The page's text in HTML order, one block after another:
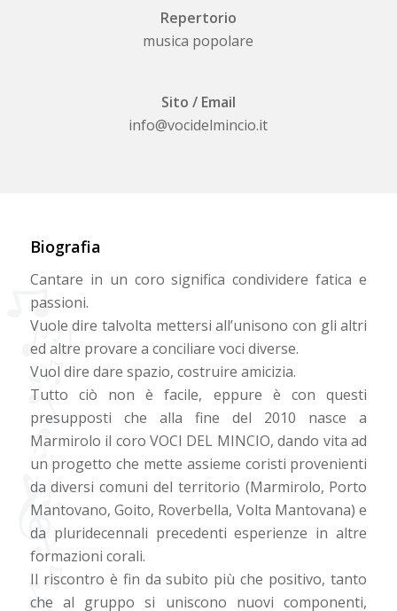
Repertorio
musica popolare
Sito / Email
info@vocidelmincio.it
Biografia
Cantare in un coro significa condividere fatica e
passioni.
Vuole dire talvolta mettersi all’unisono con gli altri
ed altre provare a conciliare voci diverse.
Vuol dire dare spazio, costruire amicizia.
Tutto ciò non è facile, eppure è con questi
presupposti che alla fine del 2010 nasce a
Marmirolo il coro VOCI DEL MINCIO, dando vita ad
un progetto che mette assieme coristi provenienti
da diversi comuni del territorio (Marmirolo, Porto
Mantovano, Goito, Roverbella, Volta Mantovana) e
da pluridecennali precedenti esperienze in altre
formazioni corali.
Il riscontro è fin da subito più che positivo, tanto
che al gruppo si uniscono nuovi componenti,